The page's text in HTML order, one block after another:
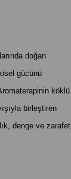
doğan
gücünü
köklü
birleştiren
denge ve zarafet